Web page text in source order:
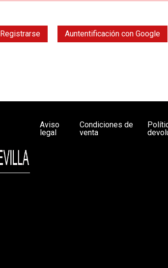
Registrarse Auntentificación con Google
Aviso
legal
Condiciones de
venta